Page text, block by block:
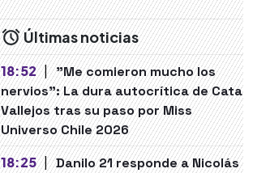
Últimas noticias
18:52 | "Me comieron mucho los
nervios": La dura autocrítica de Cata
Vallejos tras su paso por Miss
Universo Chile 2026
18:25 | Danilo 21 responde a Nicolás